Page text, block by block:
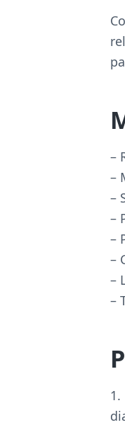
–
–
–
–
–
–
–
–